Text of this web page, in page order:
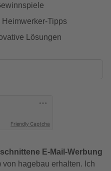
Tipps
Lösungen
Friendly Captcha
E-Mail-Werbung
hagebau erhalten. Ich